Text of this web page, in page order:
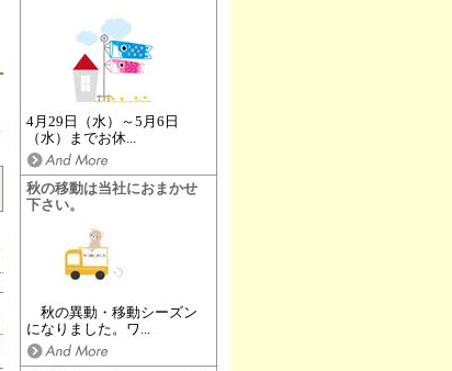
4月29日（水）～5月6日
（水）までお休...
秋の移動は当社におまかせ
下さい。
秋の異動・移動シーズン
になりました。ワ...